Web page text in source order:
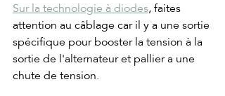
Sur la technologie à diodes, faites
attention au câblage car il y a une sortie
spécifique pour booster la tension à la
sortie de l'alternateur et pallier a une
chute de tension.